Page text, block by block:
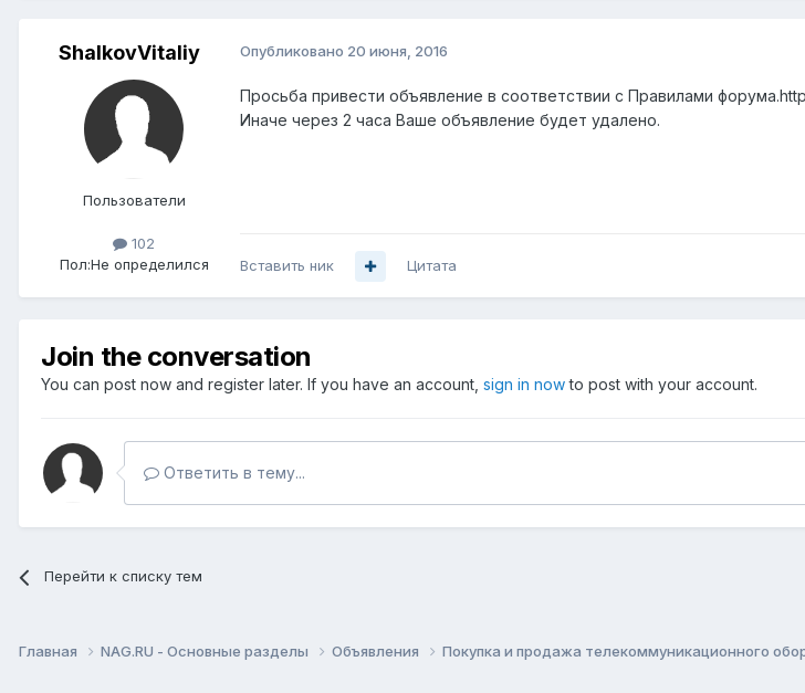
ShalkovVitaliy
Пользователи
102
Пол:Не определился
Опубликовано 20 июня, 2016
Просьба привести объявление в соответствии с Правилами
Иначе через 2 часа Ваше объявление будет удалено.
Вставить ник Цитата
Join the conversation
You can post now and register later. If you have an account, sign in nowto post with your account.
Ответить в тему...
Перейти к списку тем
Главная NAG.RU - Основные разделы Объявления Покупка и продажа телекоммуникационного